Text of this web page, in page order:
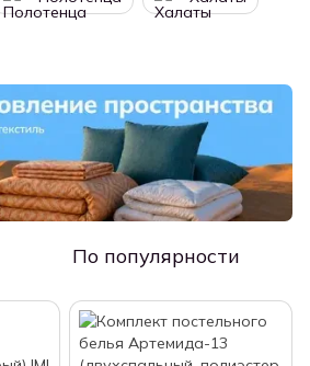
По популярности